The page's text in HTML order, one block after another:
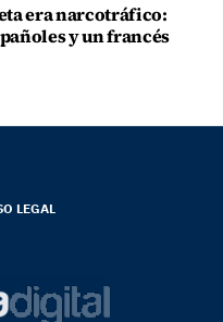
era narcotráfico:
y un francés
LEGAL